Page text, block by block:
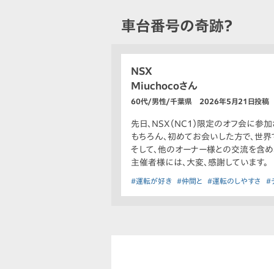
車台番号の奇跡？
NSX
Miuchocoさん
60代/男性/千葉県 2026年5月21日投稿
先日、NSX（NC1）限定のオフ会に参
もちろん、初めてお会いした方で、世
そして、他のオーナー様との交流を含
主催者様には、大変、感謝しています。
#運転が好き #仲間と #運転のしやすさ #